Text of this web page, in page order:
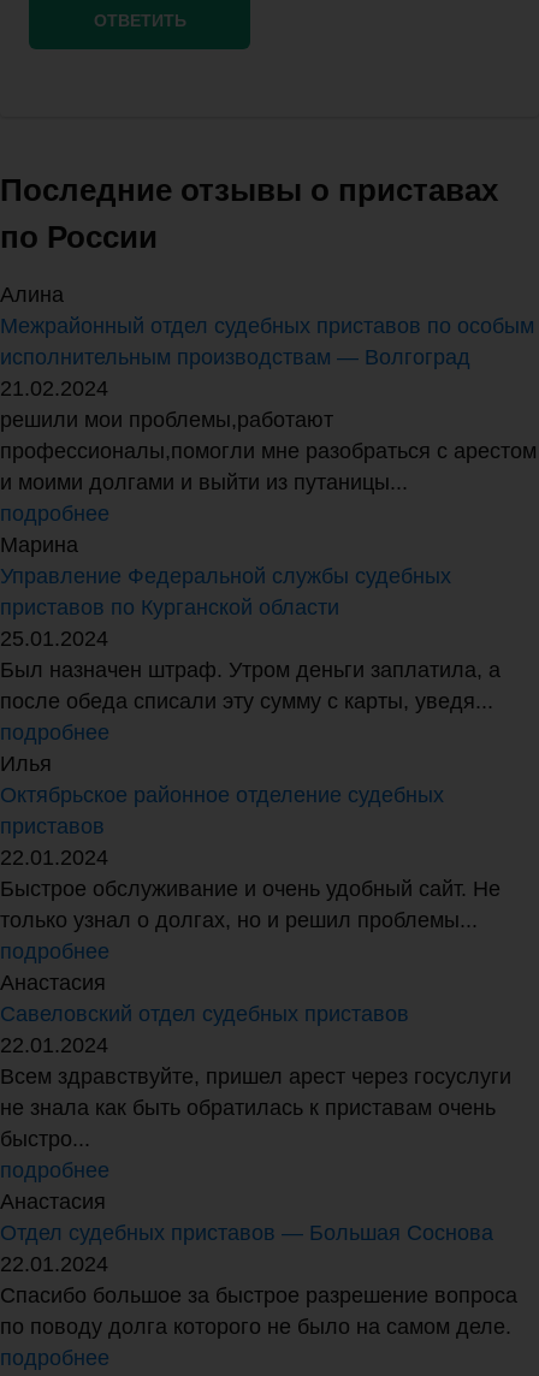
Последние отзывы о приставах
по России
Алина
Межрайонный отдел судебных приставов по особым
исполнительным производствам — Волгоград
21.02.2024
решили мои проблемы,работают
профессионалы,помогли мне разобраться с арестом
и моими долгами и выйти из путаницы...
подробнее
Марина
Управление Федеральной службы судебных
приставов по Курганской области
25.01.2024
Был назначен штраф. Утром деньги заплатила, а
после обеда списали эту сумму с карты, уведя...
подробнее
Илья
Октябрьское районное отделение судебных
приставов
22.01.2024
Быстрое обслуживание и очень удобный сайт. Не
только узнал о долгах, но и решил проблемы...
подробнее
Анастасия
Савеловский отдел судебных приставов
22.01.2024
Всем здравствуйте, пришел арест через госуслуги
не знала как быть обратилась к приставам очень
быстро...
подробнее
Анастасия
Отдел судебных приставов — Большая Соснова
22.01.2024
Спасибо большое за быстрое разрешение вопроса
по поводу долга которого не было на самом деле.
подробнее